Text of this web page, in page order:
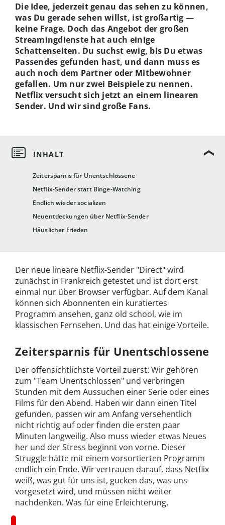
Zeitersparnis für Unentschlossene
Netflix-Sender statt Binge-Watching
Endlich wieder socializen
Neuentdeckungen über Netflix-Sender
Häuslicher Frieden
Die Idee, jederzeit genau das sehen zu können,
was Du gerade sehen willst, ist großartig —
keine Frage. Doch das Angebot der großen
Streamingdienste hat auch einige
Schattenseiten. Du suchst ewig, bis Du etwas
Passendes gefunden hast, und dann muss es
auch noch dem Partner oder Mitbewohner
gefallen. Um nur zwei Beispiele zu nennen.
Netflix versucht sich jetzt an einem linearen
Sender. Und wir sind große Fans.
Der neue lineare Netflix-Sender "Direct" wird
zunächst in Frankreich getestet und ist dort erst
einmal nur über Browser verfügbar. Auf dem Kanal
können sich Abonnenten ein kuratiertes
Programm ansehen, ganz old school, wie im
klassischen Fernsehen. Und das hat einige Vorteile.
Zeitersparnis für Unentschlossene
Der offensichtlichste Vorteil zuerst: Wir gehören
zum "Team Unentschlossen" und verbringen
Stunden mit dem Aussuchen einer Serie oder eines
Films für den Abend. Haben wir dann einen Titel
gefunden, passen wir am Anfang versehentlich
nicht richtig auf oder finden die ersten paar
Minuten langweilig. Also muss wieder etwas Neues
her und der Stress beginnt von vorne. Dieser
Struggle hätte mit einem vorsortierten Programm
endlich ein Ende. Wir vertrauen darauf, dass Netflix
weiß, was gut für uns ist, gucken das, was uns
vorgesetzt wird, und müssen nicht weiter
nachdenken. Was für eine Erleichterung.